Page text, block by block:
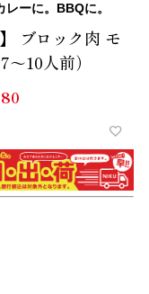
ーに。BBQに。
ブロック肉 モ
10人前）